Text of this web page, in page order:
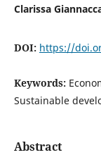
Clarissa
DOI: https://
Keywords:
Sustainable
Abstract